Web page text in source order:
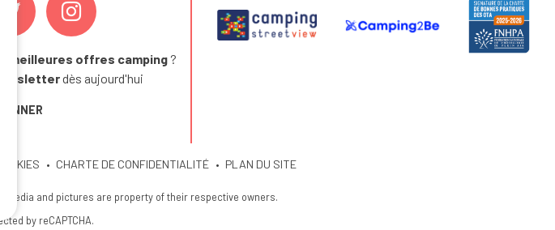
meilleures offres camping ?
dès aujourd'hui
COOKIES CHARTE DE CONFIDENTIALITÉ PLAN DU SITE
and pictures are property of their respective owners.
by reCAPTCHA.